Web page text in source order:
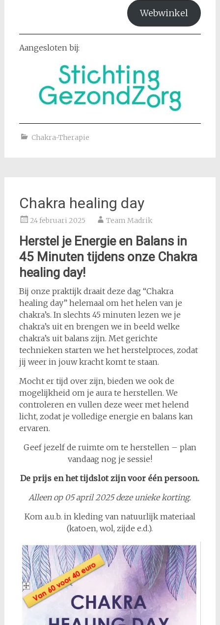
Webwinkel
Aangesloten bij:
Chakra-Therapie
Chakra healing day
24 februari 2025 Team Madrik
Herstel je Energie en Balans in
45 Minuten tijdens onze Chakra
healing day!
Bij onze praktijk draait deze dag “Chakra
healing day” helemaal om het helen van je
chakra’s. In slechts 45 minuten lezen we je
chakra’s uit en brengen we in beeld welke
chakra’s uit balans zijn. Met gerichte
technieken starten we het herstelproces, zodat
jij weer in jouw kracht komt te staan.
Mocht er tijd over zijn, bieden we ook de
mogelijkheid om je aura te herstellen. We
controleren en vullen deze weer met helend
licht, zodat je volledige energie en balans kan
ervaren.
Geef jezelf de ruimte om te herstellen – plan
vandaag nog je sessie!
De prijs en het tijdslot zijn voor één persoon.
Alleen op 05 april 2025 deze unieke korting.
Kom a.u.b. in kleding van natuurlijk materiaal
(katoen, wol, zijde e.d.).